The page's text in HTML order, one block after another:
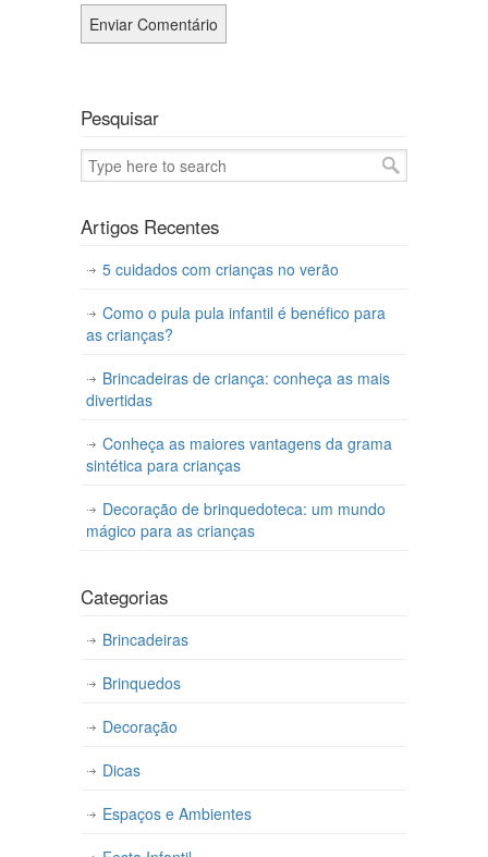
Pesquisar
Artigos Recentes
5 cuidados com crianças no verão
Como o pula pula infantil é benéfico para
as crianças?
Brincadeiras de criança: conheça as mais
divertidas
Conheça as maiores vantagens da grama
sintética para crianças
Decoração de brinquedoteca: um mundo
mágico para as crianças
Categorias
Brincadeiras
Brinquedos
Decoração
Dicas
Espaços e Ambientes